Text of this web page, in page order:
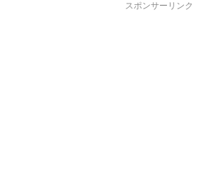
スポンサーリンク